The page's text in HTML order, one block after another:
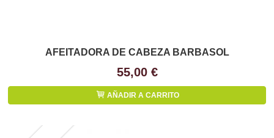
AFEITADORA DE CABEZA BARBASOL
55,00 €
AÑADIR A CARRITO